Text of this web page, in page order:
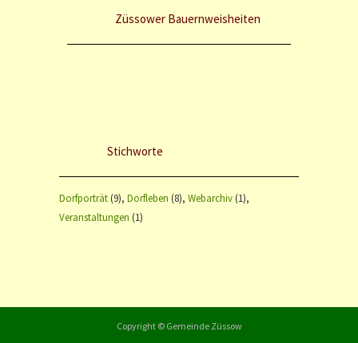
Züssower Bauernweisheiten
Stichworte
Dorfporträt(9) Dorfleben (8) Webarchiv(1)
Veranstaltungen (1)
Copyright © Gemeinde Züssow